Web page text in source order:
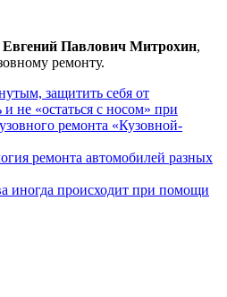
Евгений Павлович Митрохин,
ремонту.
защитить себя от
не «остаться с носом» при
ремонта «Кузовной-
ремонта автомобилей разных
иногда происходит при помощи